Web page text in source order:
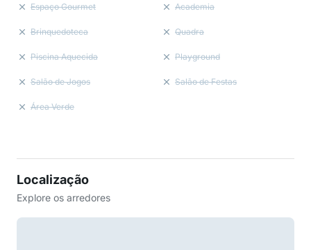
Espaço Gourmet Academia
Brinquedoteca Quadra
Piscina Aquecida Playground
Salão de Jogos Salão de Festas
Área Verde
Localização
Explore os arredores